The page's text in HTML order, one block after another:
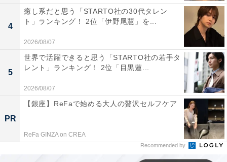
A post shared by 「おっさんずラブ」公式? 2024年1月
1位にランクインしたのは、1月5日スタートの金曜ナイ
トドラマ『おっさんずラブ-リターンズ-』（テレビ朝日
系）です。2018年に放送され大ブームを巻き起こした
『おっさんずラブ』の約5年ぶりの続編で、主演は引き
続き田中圭さんが務めています。
4
癒し系だと思う「STARTO社の30代タレン
ト」ランキング！ 2位「伊野尾慧」を...
2026/08/07
5
世界で活躍できると思う「STARTO社の若手タ
レント」ランキング！ 2位「目黒蓮...
2026/08/07
PR
【銀座】ReFaで始める大人の贅沢セルフケア
ReFa GINZA on CREA
Recommended by